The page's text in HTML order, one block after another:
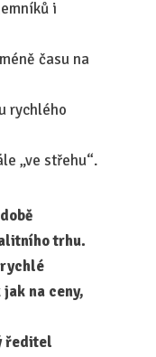
i
času na
rychlého
„ve střehu“.
trhu.
na ceny,
ředitel